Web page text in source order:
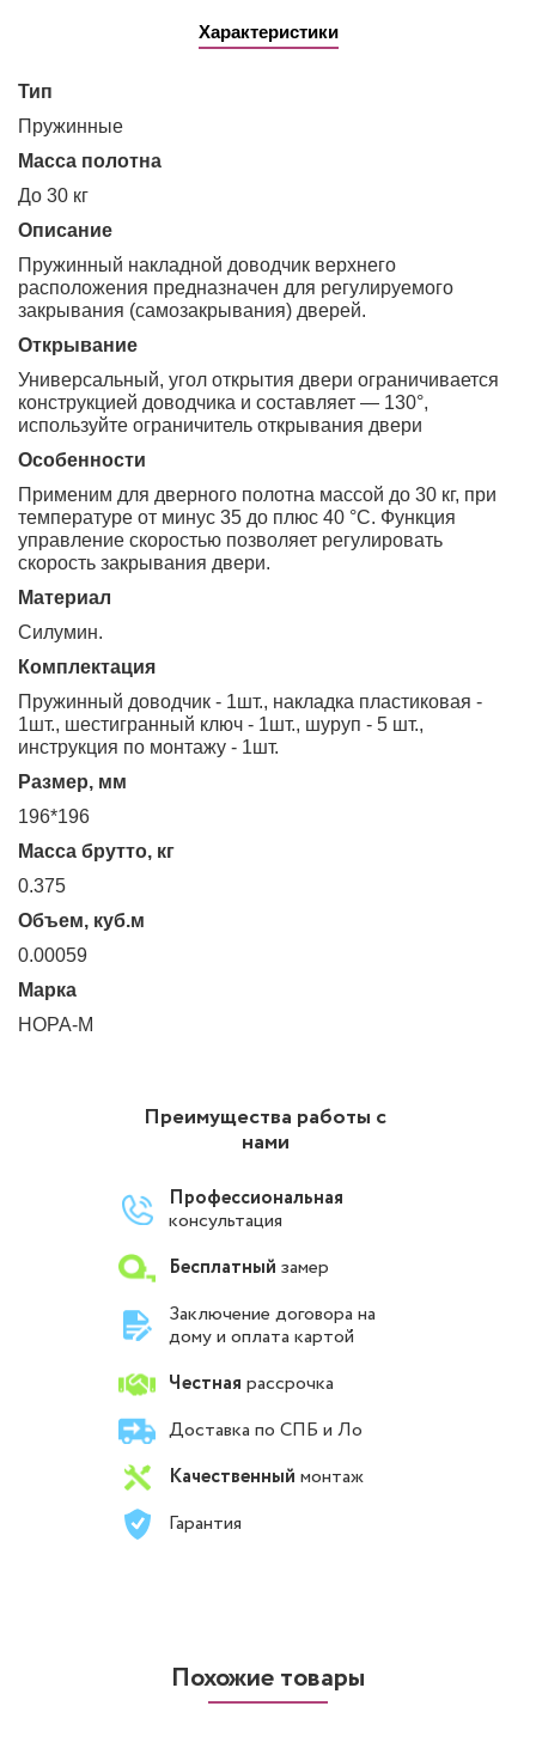
Характеристики
Тип
пружинные
Масса полотна
до 30 кг
Описание
Пружинный накладной доводчик верхнего
расположения предназначен для регулируемого
закрывания (самозакрывания) дверей.
Открывание
универсальный, угол открытия двери ограничивается
конструкцией доводчика и составляет — 130°,
используйте ограничитель открывания двери
Особенности
Применим для дверного полотна массой до 30 кг, при
температуре от минус 35 до плюс 40 °С. Функция
управление скоростью позволяет регулировать
скорость закрывания двери.
Материал
Силумин.
Комплектация
Пружинный доводчик - 1шт., накладка пластиковая -
1шт., шестигранный ключ - 1шт., шуруп - 5 шт.,
инструкция по монтажу - 1шт.
Размер, мм
196*196
Масса брутто, кг
0.375
Объем, куб.м
0.00059
Марка
НОРА-М
Преимущества работы с
нами
Профессиональная
консультация
Бесплатный замер
Заключение договора на
дому и оплата картой
Честная рассрочка
Доставка по СПБ и Ло
Качественный монтаж
Гарантия
Похожие товары